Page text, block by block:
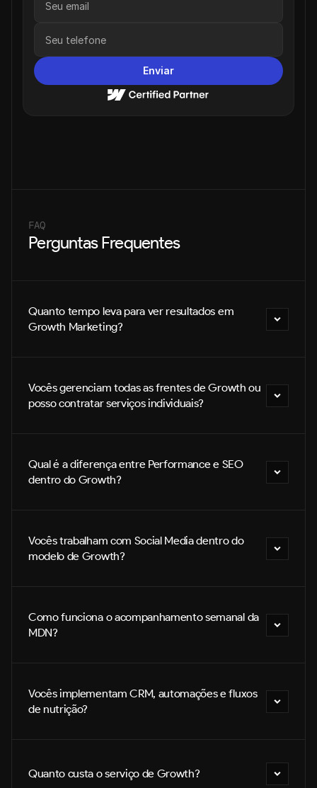
Enviar
FAQ
Perguntas Frequentes
Quanto tempo leva para ver resultados em
Growth Marketing?
Vocês gerenciam todas as frentes de Growth ou
posso contratar serviços individuais?
Qual é a diferença entre Performance e SEO
dentro do Growth?
Vocês trabalham com Social Media dentro do
modelo de Growth?
Como funciona o acompanhamento semanal da
MDN?
Vocês implementam CRM, automações e fluxos
de nutrição?
Quanto custa o serviço de Growth?